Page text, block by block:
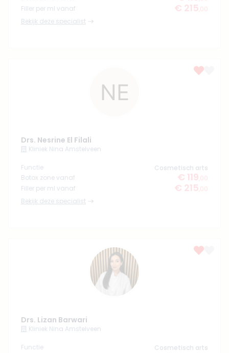
Filler per ml vanaf
€ 215 ,00
Bekijk deze specialist
Drs. Nesrine El Filali
Kliniek Nina Amstelveen
Functie
Cosmetisch arts
Botox zone vanaf
€ 119 ,00
Filler per ml vanaf
€ 215 ,00
Bekijk deze specialist
Drs. Lizan Barwari
Kliniek Nina Amstelveen
Functie
Cosmetisch arts